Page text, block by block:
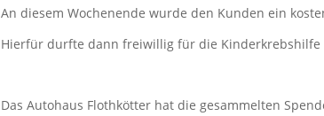
An diesem Wochenende wurde den Kunden ein
Hierfür durfte dann freiwillig für die Kinderkrebshilfe
Das Autohaus Flothkötter hat die gesammelten